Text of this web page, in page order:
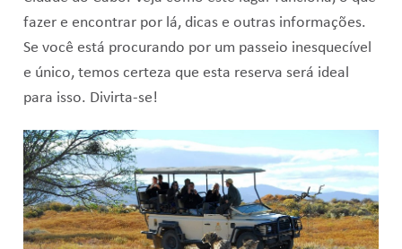
fazer e encontrar por lá, dicas e outras informações.
Se você está procurando por um passeio inesquecível
e único, temos certeza que esta reserva será ideal
para isso. Divirta-se!